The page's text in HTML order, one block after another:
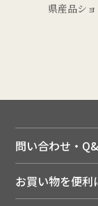
県産品シ
問い合わせ・
ご利用ガイド
お買い物を便利